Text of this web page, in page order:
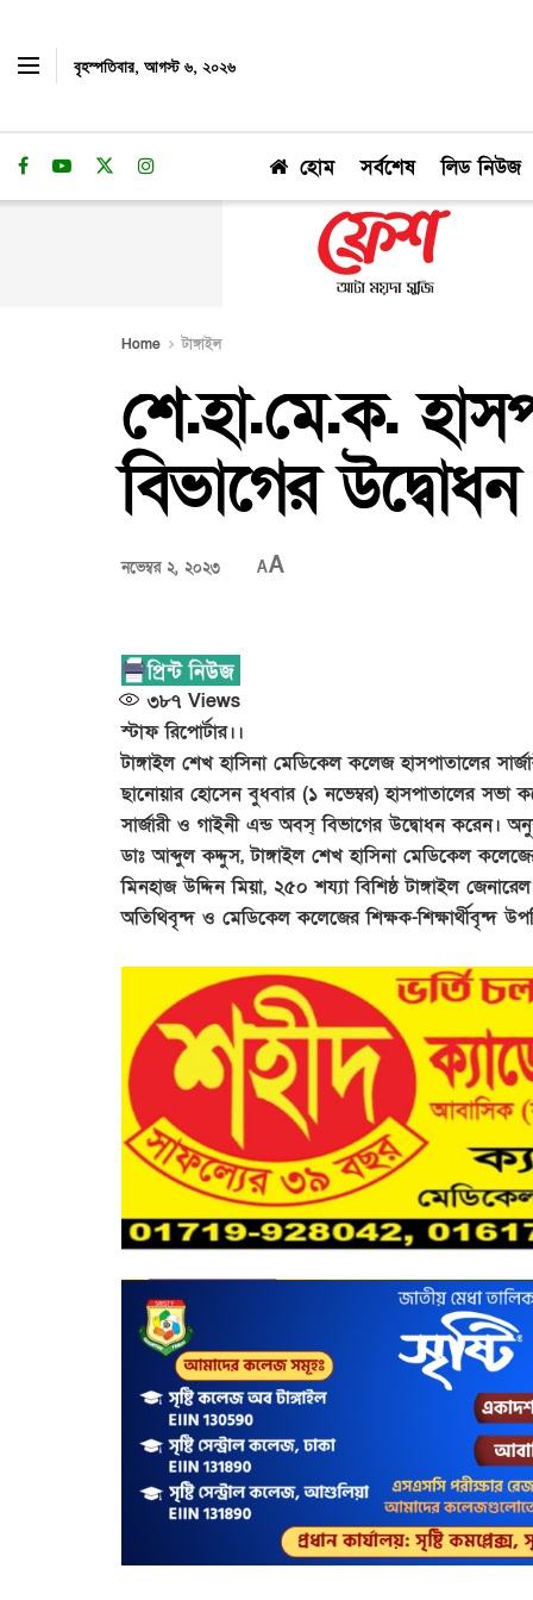
বৃহস্পতিবার, আগস্ট ৬, ২০২৬
হোম সর্বশেষ লিড নিউজ
Home টাঙ্গাইল
শে.হা.মে.ক.
বিভাগের উদ্বোধন
নভেম্বর ২, ২০২৩ AA
৩৮৭ Views
স্টাফ রিপোর্টার।।
টাঙ্গাইল শেখ হাসিনা মেডিকেল কলেজ হাসপাতালের
ছানোয়ার হোসেন বুধবার (১ নভেম্বর) হাসপাতালের সভা
সার্জারী ও গাইনী এন্ড অবস্ বিভাগের উদ্বোধন করেন।
ডাঃ আব্দুল কদ্দুস, টাঙ্গাইল শেখ হাসিনা মেডিকেল
মিনহাজ উদ্দিন মিয়া, ২৫০ শয্যা বিশিষ্ঠ টাঙ্গাইল
অতিথিবৃন্দ ও মেডিকেল কলেজের শিক্ষক-শিক্ষার্থীবৃন্দ